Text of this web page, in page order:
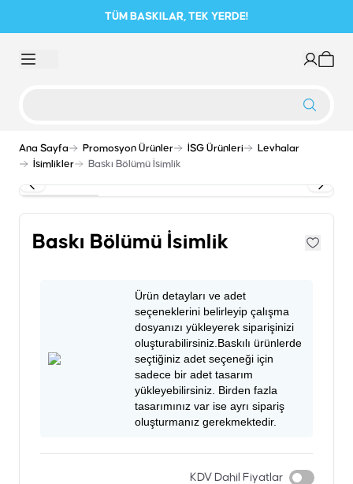
TÜM BASKILAR, TEK YERDE!
Ana Sayfa Promosyon Ürünler İSG Ürünleri
Levhalar
İsimlikler
Baskı Bölümü İsimlik
Baskı Bölümü İsimlik
Ürün detayları ve adet
seçeneklerini belirleyip çalışma
dosyanızı yükleyerek siparişinizi
oluşturabilirsiniz.Baskılı ürünlerde
seçtiğiniz adet seçeneği için
sadece bir adet tasarım
yükleyebilirsiniz. Birden fazla
tasarımınız var ise ayrı sipariş
oluşturmanız gerekmektedir.
KDV Dahil Fiyatlar